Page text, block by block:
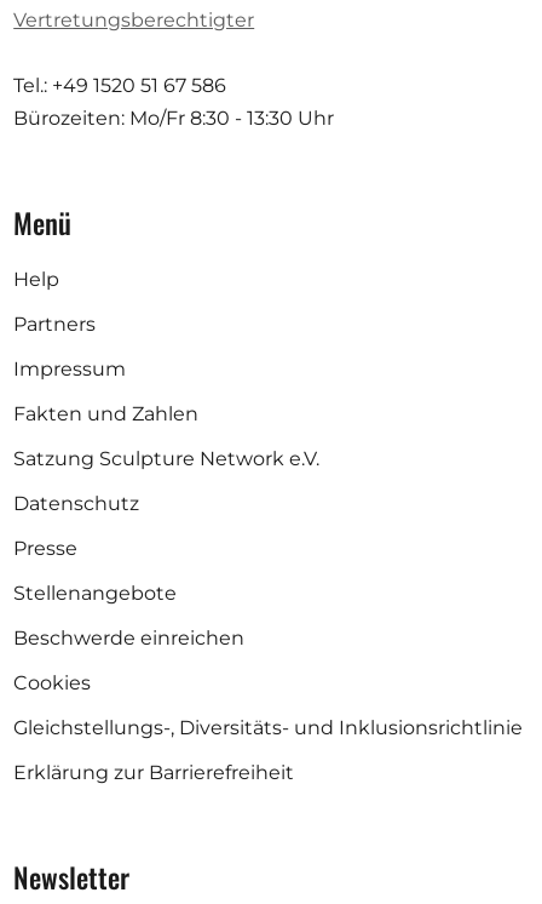
Vertretungsberechtigter
Tel.: +49 1520 51 67 586
Bürozeiten: Mo/Fr 8:30 - 13:30 Uhr
Menü
Help
Partners
Impressum
Fakten und Zahlen
Satzung Sculpture Network e.V.
Datenschutz
Presse
Stellenangebote
Beschwerde einreichen
Cookies
Gleichstellungs-, Diversitäts- und Inklusionsrichtlinie
Erklärung zur Barrierefreiheit
Newsletter